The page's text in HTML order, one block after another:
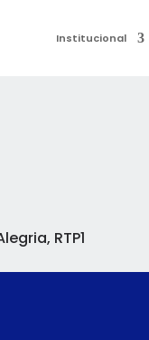
Institucional
RTP1